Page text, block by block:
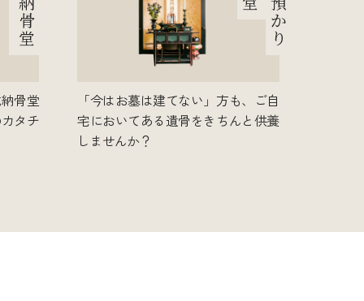
骨
堂
骨堂
タチ
か
り
「今はお墓は建てない」方も、ご自
宅においてある遺骨をきちんと供養
しませんか？